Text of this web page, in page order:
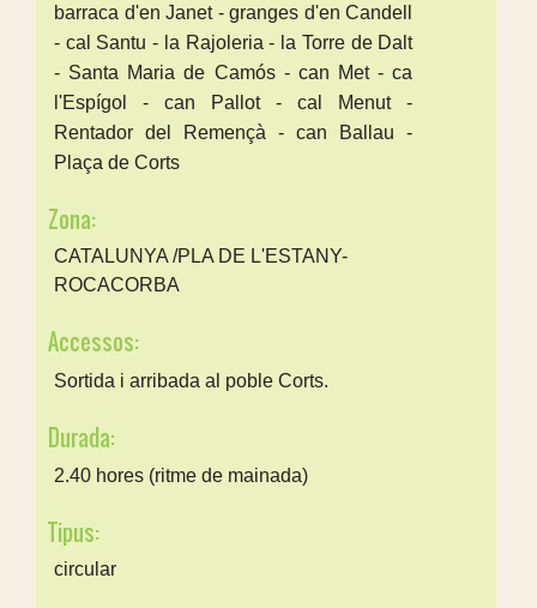
barraca d'en Janet - granges d'en Candell
- cal Santu - la Rajoleria - la Torre de Dalt
- Santa Maria de Camós - can Met - ca
l'Espígol - can Pallot - cal Menut -
Rentador del Remençà - can Ballau -
Plaça de Corts
Zona:
CATALUNYA /PLA DE L'ESTANY-
ROCACORBA
Accessos:
Sortida i arribada al poble Corts.
Durada:
2.40 hores (ritme de mainada)
Tipus:
circular